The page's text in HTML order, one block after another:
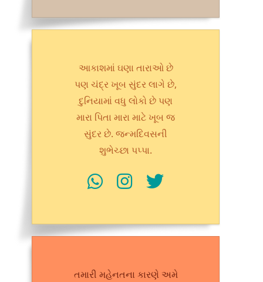
આકાશમાં ઘણા તારાઓ છે
પણ ચંદ્ર ખૂબ સુંદર લાગે છે,
દુનિયામાં વધુ લોકો છે પણ
મારા પિતા મારા માટે ખૂબ જ
સુંદર છે. જન્મદિવસની
શુભેચ્છા પપ્પા.
તમારી મહેનતના કારણે અમે